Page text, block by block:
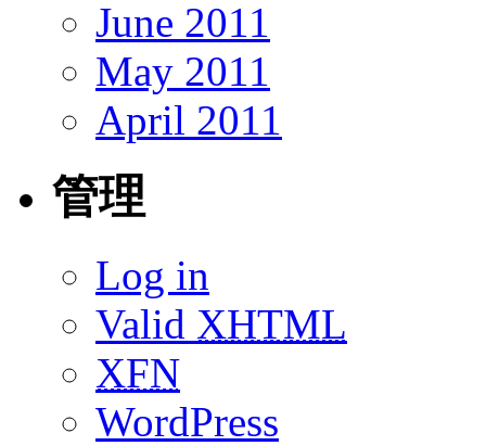
June 2011
May 2011
April 2011
管理
Log in
Valid XHTML
XFN
WordPress